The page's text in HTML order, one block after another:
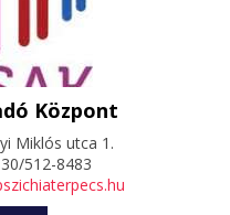
Központ
Miklós utca 1.
512-8483